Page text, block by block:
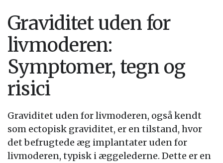
Graviditet uden for
livmoderen:
Symptomer, tegn og
risici
Graviditet uden for livmoderen, også kendt
som ectopisk graviditet, er en tilstand, hvor
det befrugtede æg implantater uden for
livmoderen, typisk i æggelederne. Dette er en